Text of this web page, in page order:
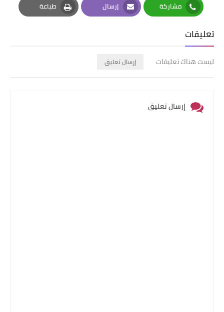
مشاركة
Whatsapp
إرسال
Email
طباعة
Print
تعليقات
ليست هناك تعليقات إرسال تعليق
إرسال تعليق